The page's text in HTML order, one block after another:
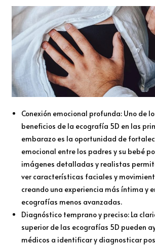
Conexión emocional profunda: Uno de
beneficios de la ecografía 5D en las
embarazo es la oportunidad de
emocional entre los padres y su bebé
imágenes detalladas y realistas
ver características faciales y
creando una experiencia más íntima y
ecografías menos avanzadas.
Diagnóstico temprano y preciso: La
superior de las ecografías 5D pueden
médicos a identificar y diagnosticar